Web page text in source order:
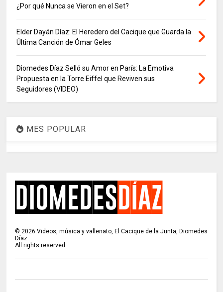
¿Por qué Nunca se Vieron en el Set?
Elder Dayán Díaz: El Heredero del Cacique que Guarda la
Última Canción de Ómar Geles
Diomedes Díaz Selló su Amor en París: La Emotiva
Propuesta en la Torre Eiffel que Reviven sus
Seguidores (VIDEO)
MES POPULAR
©2026 Videos, música y vallenato, El Cacique de la Junta, Diomedes
Díaz
All rights reserved.